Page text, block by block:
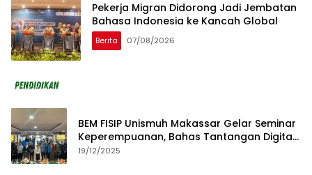
Pekerja Migran Didorong Jadi Jembatan
Bahasa Indonesia ke Kancah Global
Berita 07/08/2026
BEM FISIP Unismuh Makassar Gelar Seminar
Keperempuanan, Bahas Tantangan Digital
dan Budaya Lokal
19/12/2025